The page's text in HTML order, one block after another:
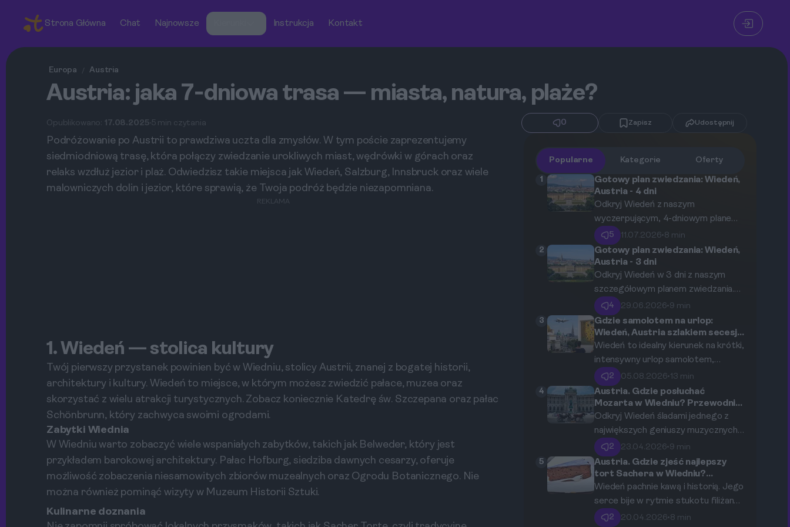
Strona Główna Chat Najnowsze Instrukcja Kontakt
Europa / Austria
Austria: jaka 7‑dniowa trasa — miasta, natura, plaże?
Opublikowano: 17.08.2025 5 min czytania 0 Zapisz Udostępnij
Podróżowanie po Austrii to prawdziwa uczta dla zmysłów. W tym poście zaprezentujemy
siedmiodniową trasę, która połączy zwiedzanie urokliwych miast, wędrówki w górach oraz
relaks wzdłuż jezior i plaż. Odwiedzisz takie miejsca jak Wiedeń, Salzburg, Innsbruck oraz wiele
malowniczych dolin i jezior, które sprawią, że Twoja podróż będzie niezapomniana.
REKLAMA
1. Wiedeń — stolica kultury
Twój pierwszy przystanek powinien być w Wiedniu, stolicy Austrii, znanej z bogatej historii,
architektury i kultury. Wiedeń to miejsce, w którym możesz zwiedzić pałace, muzea oraz
skorzystać z wielu atrakcji turystycznych. Zobacz koniecznie Katedrę św. Szczepana oraz pałac
Schönbrunn, który zachwyca swoimi ogrodami.
Zabytki Wiednia
W Wiedniu warto zobaczyć wiele wspaniałych zabytków, takich jak Belweder, który jest
przykładem barokowej architektury. Pałac Hofburg, siedziba dawnych cesarzy, oferuje
możliwość zobaczenia niesamowitych zbiorów muzealnych oraz Ogrodu Botanicznego. Nie
można również pominąć wizyty w Muzeum Historii Sztuki.
Kulinarne doznania
Popularne Kategorie Oferty
1
Gotowy plan zwiedzania: Wiedeń,
Austria - 4 dni
Odkryj Wiedeń z naszym
wyczerpującym, 4-dniowym planem
zwiedzania. Ten przewodnik
poprowadzi Cię przez najważniejsze
zabytki, cesarskie pałace,
klimatyczne uliczki i kulinarne perełki
stolicy Austrii, maksymalnie
wykorzystując każdą chwilę
Twojego pobytu.
5 11.07.2026•8 min
2
Gotowy plan zwiedzania: Wiedeń,
Austria - 3 dni
Odkryj Wiedeń w 3 dni z naszym
szczegółowym planem zwiedzania.
Poznaj najważniejsze zabytki, muzea
i punkty widokowe. Oto kompletny,
intensywny przewodnik pełen
praktycznych porad i wskazówek
logistycznych, idealny dla tych,
którzy chcą maksymalnie
wykorzystać swój czas w stolicy
Austrii.
4 29.06.2026•9 min
3
Gdzie samolotem na urlop:
Wiedeń, Austria szlakiem secesji i
najsłynniejszych obrazów Gustava
Klimta
Wiedeń to idealny kierunek na krótki,
intensywny urlop samolotem,
oferujący niezwykłe spotkanie ze
sztuką secesyjną i arcydziełami
Gustava Klimta. Ten przewodnik
pomoże Ci zaplanować perfekcyjną
trasę śladami wiedeńskiego
modernizmu, optymalizując czas i
budżet.
2 05.08.2026•13 min
4
Austria. Gdzie posłuchać
Mozarta w Wiedniu? Przewodnik
po koncertach i historycznych
miejscach.
Odkryj Wiedeń śladami jednego z
największych geniuszy muzycznych
wszech czasów. Ten kompleksowy
przewodnik zabierze Cię do miejsc,
gdzie Wolfgang Amadeusz Mozart
żył, tworzył i występował, od
historycznych sal koncertowych po
nowoczesne, interaktywne muzea.
2 23.04.2026•9 min
5
Austria. Gdzie zjeść najlepszy
tort Sachera w Wiedniu?
Przewodnik po historycznych
cukierniach.
Wiedeń pachnie kawą i historią. Jego
serce bije w rytmie stukotu filiżanek
w setkach legendarnych kawiarni. W
2 20.04.2026•8 min